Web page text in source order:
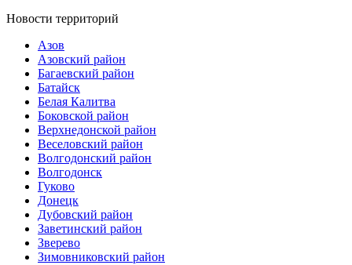
Новости территорий
Азов
Азовский район
Багаевский район
Батайск
Белая Калитва
Боковской район
Верхнедонской район
Веселовский район
Волгодонский район
Волгодонск
Гуково
Донецк
Дубовский район
Заветинский район
Зверево
Зимовниковский район